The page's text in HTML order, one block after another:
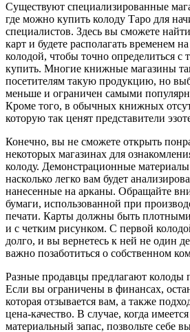
Существуют специализированные
где можно купить колоду Таро для
специалистов. Здесь вы сможете
карт и будете располагать временем
колодой, чтобы точно определиться с
купить. Многие книжные магазины
посетителям такую продукцию, но
меньше и ограничен самыми
Кроме того, в обычных книжных
которую так ценят представители
Конечно, вы не сможете открыть
некоторых магазинах для
колоду. Демонстрационные
насколько легко вам будет
нанесенные на арканы. Обращайте
бумаги, использованной при
печати. Карты должны быть
и с четким рисунком. С первой
долго, и вы вернетесь к ней не один
важно позаботиться о собственном
Разные продавцы предлагают колоды
Если вы ограничены в финансах,
которая отзывается вам, а также
цена-качество. В случае, когда
материальный запас, позвольте себе